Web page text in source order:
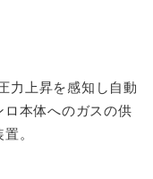
力上昇を感知し自動
本体へのガスの供
置。